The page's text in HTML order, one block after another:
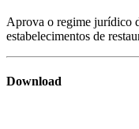
Aprova o regime jurídico
estabelecimentos de
Download